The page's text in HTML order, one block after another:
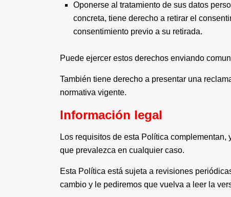
Oponerse al tratamiento de sus datos
concreta, tiene derecho a retirar el
consentimiento previo a su retirada.
Puede ejercer estos derechos enviando
También tiene derecho a presentar una
normativa vigente.
Información legal
Los requisitos de esta Política
que prevalezca en cualquier caso.
Esta Política está sujeta a revisiones
cambio y le pediremos que vuelva a leer la